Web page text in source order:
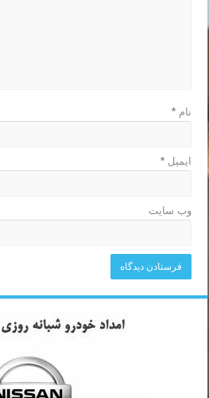
نام*
ایمیل*
وب‌ سایت